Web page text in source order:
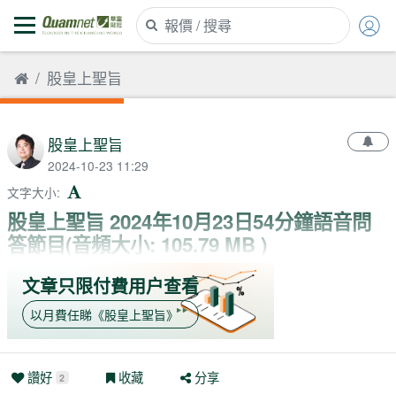
股皇上聖旨
股皇上聖旨
2024-10-23 11:29
文字大小:
股皇上聖旨 2024年10月23日54分鐘語音問
答節目(音頻大小: 105.79 MB )
文章只限付費用户查看
以月費任睇 《股皇上聖旨》
讚好 2 收藏 分享